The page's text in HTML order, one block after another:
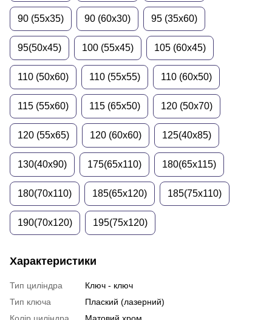
90 (55x35) 90 (60x30) 95 (35x60)
95(50х45) 100 (55x45) 105 (60x45)
110 (50x60) 110 (55x55) 110 (60x50)
115 (55x60) 115 (65x50) 120 (50x70)
120 (55x65) 120 (60x60) 125(40х85)
130(40х90) 175(65х110) 180(65х115)
180(70х110) 185(65х120) 185(75х110)
190(70х120) 195(75х120)
Характеристики
Тип циліндра
Ключ - ключ
Тип ключа
Плаский (лазерний)